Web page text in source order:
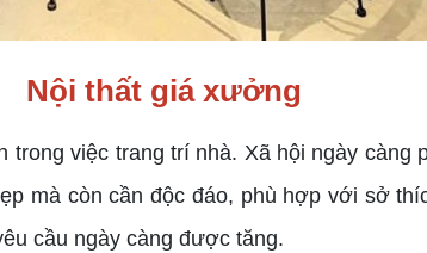
Nội thất giá xưởng
việc trang trí nhà. Xã hội ngày càng
mà còn cần độc đáo, phù hợp với sở
cầu ngày càng được tăng.